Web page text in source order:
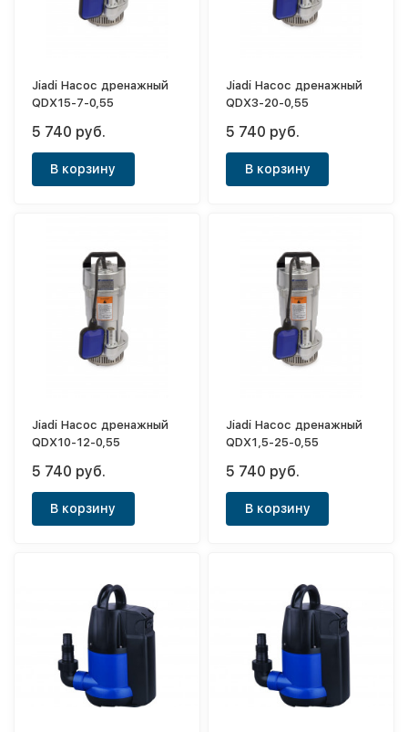
Jiadi Насос дренажный
QDX15-7-0,55
5 740 руб.
В корзину
Jiadi Насос дренажный
QDX3-20-0,55
5 740 руб.
В корзину
Jiadi Насос дренажный
QDX10-12-0,55
5 740 руб.
В корзину
Jiadi Насос дренажный
QDX1,5-25-0,55
5 740 руб.
В корзину